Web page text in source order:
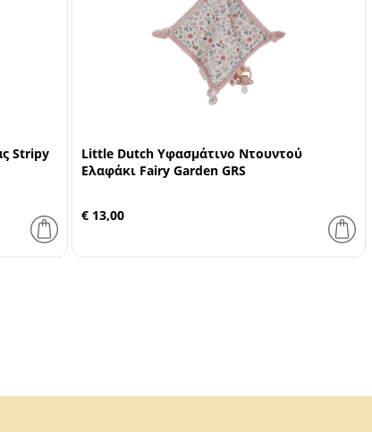
Stripy
Little Dutch Υφασμάτινο Ντουντού
Ελαφάκι Fairy Garden GRS
€ 13,00